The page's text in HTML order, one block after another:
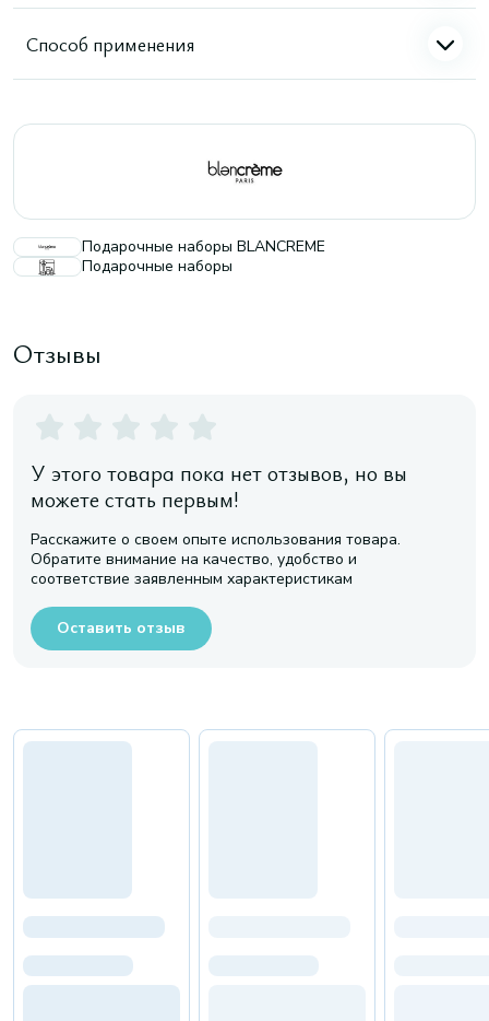
Способ применения
Подарочные наборы BLANCREME
Подарочные наборы
Отзывы
У этого товара пока нет отзывов, но вы
можете стать первым!
Расскажите о своем опыте использования товара.
Обратите внимание на качество, удобство и
соответствие заявленным характеристикам
Оставить отзыв